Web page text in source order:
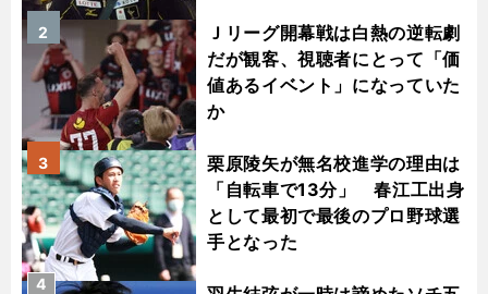
Ｊリーグ開幕戦は白熱の逆転劇
だが観客、視聴者にとって「価
値あるイベント」になっていた
か
2
栗原陵矢が無名校進学の理由は
「自転車で13分」 春江工出身
として最初で最後のプロ野球選
手となった
3
4